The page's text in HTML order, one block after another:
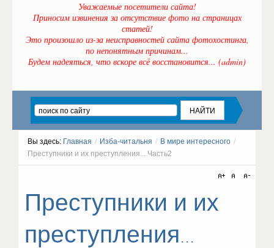
Уважаемые посетители сайта!
Приносим извинения за отсутствие фото на страницах
статей!
Это произошло из-за неисправностей сайта фотохостинга,
по непонятным причинам...
Будем надеяться, что вскоре всё восстановится... (admin)
Вы здесь: Главная / Изба-читальня / В мире интересного /
Преступники и их преступления... Часть2
Преступники и их
преступления...